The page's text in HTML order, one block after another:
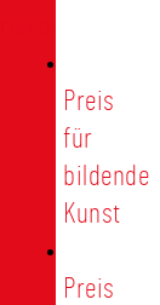
Preis
für
bildende
Kunst
Preis